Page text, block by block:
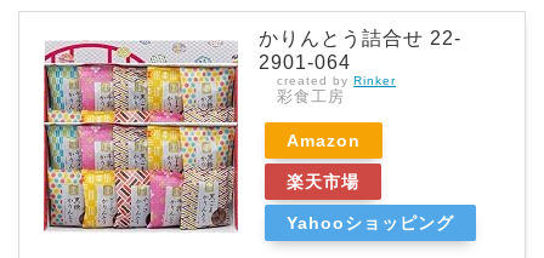
かりんとう詰合せ 22-
2901-064
created by Rinker
彩食工房
Amazon
楽天市場
Yahooショッピング